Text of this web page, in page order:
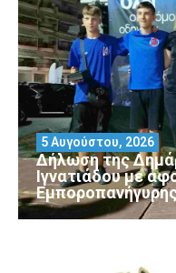
Δήλωση της
Ιγνατιάδου με
5 Αυγούστου, 2026